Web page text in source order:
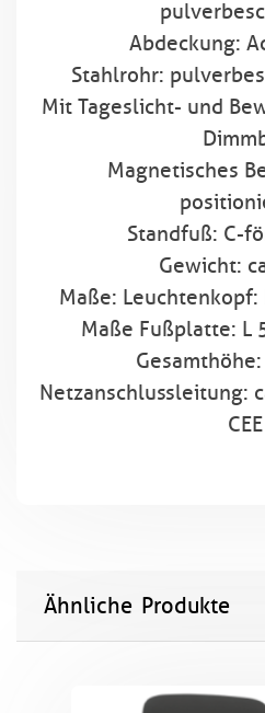
Abdeckung:
Stahlrohr:
Mit Tageslicht- und
Magnetisches
Standfuß: C-
Gewicht:
Maße: Leuchtenkopf:
Maße Fußplatte: L
Netzanschlussleitung:
CEE
Ähnliche Produkte